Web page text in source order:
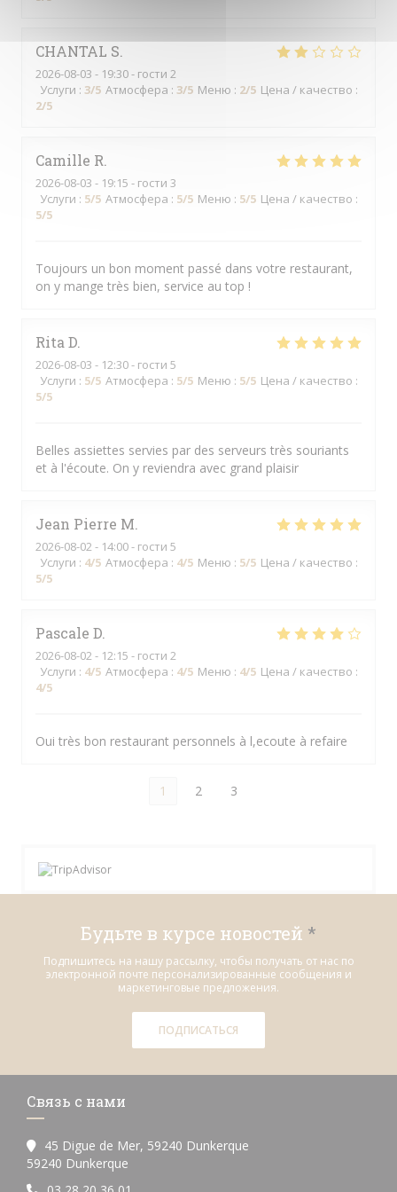
CHANTAL S
2026-08-03 - 19:30 - гости 2
Услуги : 3/5 Атмосфера : 3/5 Меню : 2/5 Цена / качество :
2/5
Camille R
2026-08-03 - 19:15 - гости 3
Услуги : 5/5 Атмосфера : 5/5 Меню : 5/5 Цена / качество :
5/5
Toujours un bon moment passé dans votre restaurant,
on y mange très bien, service au top !
Rita D
2026-08-03 - 12:30 - гости 5
Услуги : 5/5 Атмосфера : 5/5 Меню : 5/5 Цена / качество :
5/5
Belles assiettes servies par des serveurs très souriants
et à l'écoute. On y reviendra avec grand plaisir
Jean Pierre M
2026-08-02 - 14:00 - гости 5
Услуги : 4/5 Атмосфера : 4/5 Меню : 5/5 Цена / качество :
5/5
Pascale D
2026-08-02 - 12:15 - гости 2
Услуги : 4/5 Атмосфера : 4/5 Меню : 4/5 Цена / качество :
4/5
Oui très bon restaurant personnels à l,ecoute à refaire
1 2 3
Будьте в курсе новостей *
Подпишитесь на нашу рассылку, чтобы получать от нас по
электронной почте персонализированные сообщения и
маркетинговые предложения.
ПОДПИСАТЬСЯ
Связь с нами
45 Digue de Mer, 59240 Dunkerque
59240 Dunkerque